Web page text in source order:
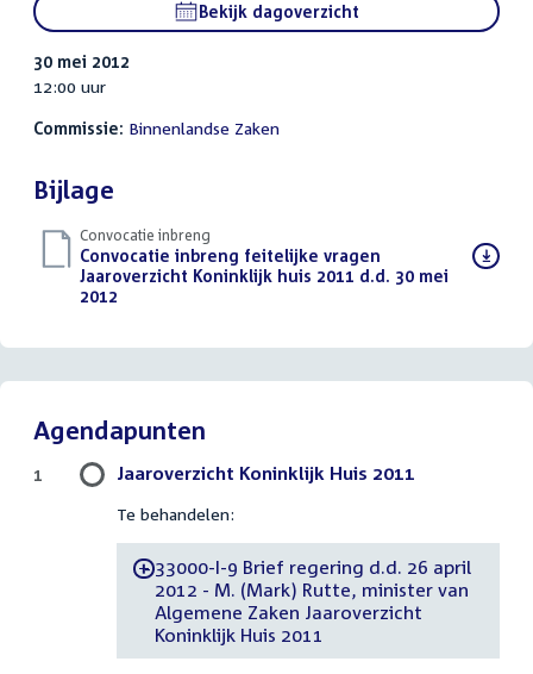
Bekijk dagoverzicht
30 mei 2012
12:00 uur
Commissie: Binnenlandse Zaken
Bijlage
Convocatie inbreng
Download
bestand:
Convocatie inbreng feitelijke vragen
Jaaroverzicht Koninklijk huis 2011 d.d. 30 mei
2012
Agendapunten
Jaaroverzicht Koninklijk Huis 2011
Te behandelen:
-33000-I-9 Brief regering d.d. 26 april
2012 - M. (Mark) Rutte, minister van
Algemene Zaken Jaaroverzicht
Koninklijk Huis 2011
1